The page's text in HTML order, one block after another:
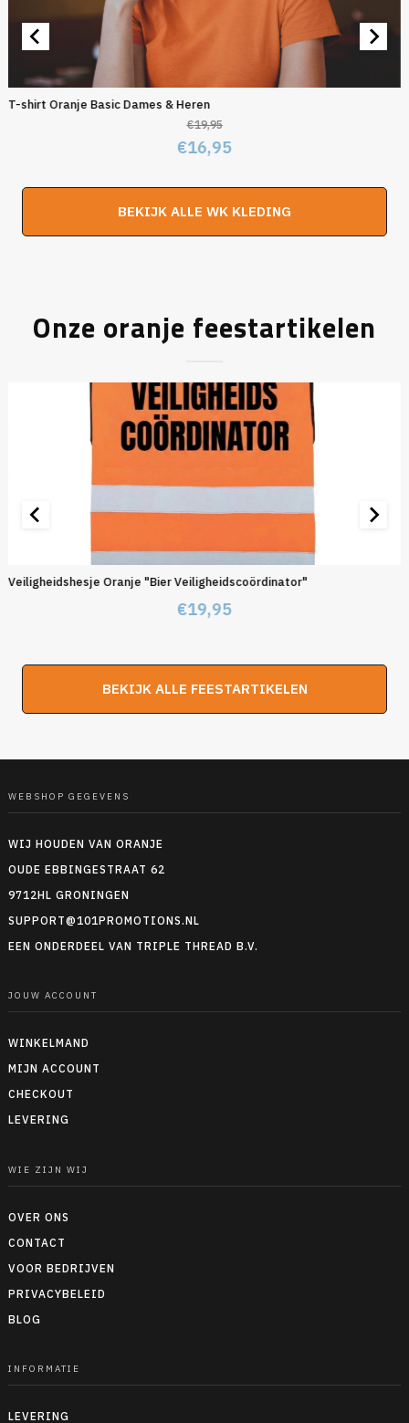
T-shirt Oranje Basic Dames & Heren
€19,95
Oorspronkelijke
€16,95Huidige
BEKIJK ALLE WK KLEDING
Onze oranje feestartikelen
Veiligheidshesje Oranje "Bier Veiligheidscoördinator"
€19,95
BEKIJK ALLE FEESTARTIKELEN
WEBSHOP GEGEVENS
WIJ HOUDEN VAN ORANJE
OUDE EBBINGESTRAAT 62
9712HL GRONINGEN
SUPPORT@101PROMOTIONS.NL
EEN ONDERDEEL VAN TRIPLE THREAD B.V.
JOUW ACCOUNT
WINKELMAND
MIJN ACCOUNT
CHECKOUT
LEVERING
WIE ZIJN WIJ
OVER ONS
CONTACT
VOOR BEDRIJVEN
PRIVACYBELEID
BLOG
INFORMATIE
LEVERING